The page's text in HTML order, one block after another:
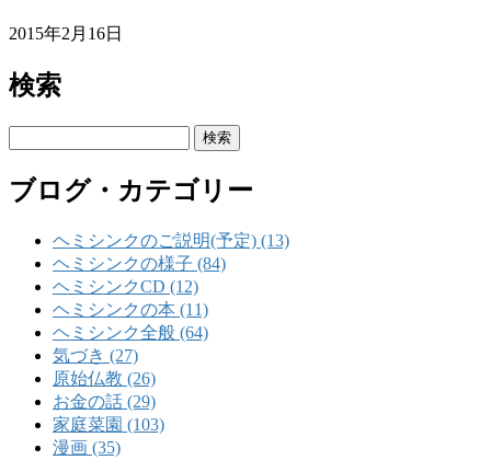
2015年2月16日
検索
ブログ・カテゴリー
ヘミシンクのご説明(予定) (13)
ヘミシンクの様子 (84)
ヘミシンクCD (12)
ヘミシンクの本 (11)
ヘミシンク全般 (64)
気づき (27)
原始仏教 (26)
お金の話 (29)
家庭菜園 (103)
漫画 (35)